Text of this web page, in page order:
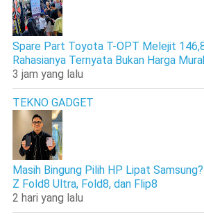
Spare Part Toyota T-OPT Melejit
Rahasianya Ternyata Bukan Harga
3 jam yang lalu
TEKNO GADGET
Masih Bingung Pilih HP Lipat
Z Fold8 Ultra, Fold8, dan Flip8
2 hari yang lalu